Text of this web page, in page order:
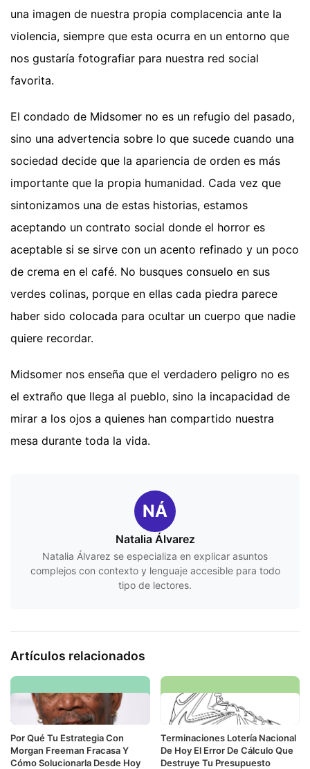
una imagen de nuestra propia complacencia ante la
violencia, siempre que esta ocurra en un entorno que
nos gustaría fotografiar para nuestra red social
favorita.
El condado de Midsomer no es un refugio del pasado,
sino una advertencia sobre lo que sucede cuando una
sociedad decide que la apariencia de orden es más
importante que la propia humanidad. Cada vez que
sintonizamos una de estas historias, estamos
aceptando un contrato social donde el horror es
aceptable si se sirve con un acento refinado y un poco
de crema en el café. No busques consuelo en sus
verdes colinas, porque en ellas cada piedra parece
haber sido colocada para ocultar un cuerpo que nadie
quiere recordar.
Midsomer nos enseña que el verdadero peligro no es
el extraño que llega al pueblo, sino la incapacidad de
mirar a los ojos a quienes han compartido nuestra
mesa durante toda la vida.
NÁ
Natalia Álvarez
Natalia Álvarez se especializa en explicar asuntos
complejos con contexto y lenguaje accesible para todo
tipo de lectores.
Artículos relacionados
Por Qué Tu Estrategia Con
Morgan Freeman Fracasa Y
Cómo Solucionarla Desde Hoy
Terminaciones Lotería Nacional
De Hoy El Error De Cálculo Que
Destruye Tu Presupuesto